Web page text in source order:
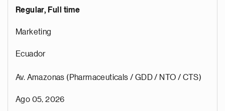
Regular, Full time
Marketing
Ecuador
Av. Amazonas (Pharmaceuticals / GDD / NTO / CTS)
Ago 05, 2026